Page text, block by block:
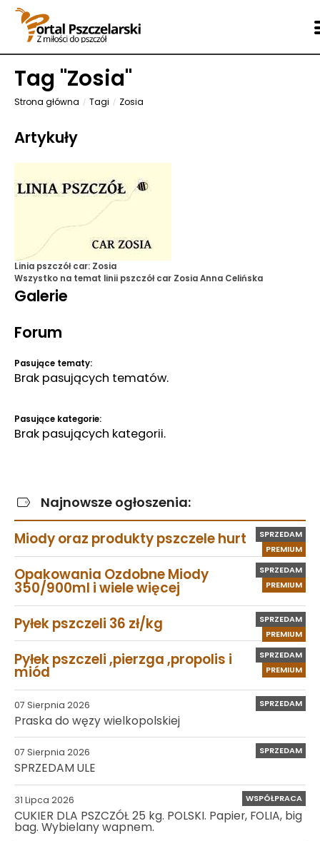
Tag "Zosia"
Strona główna Tagi Zosia
Artykuły
Linia pszczół car: Zosia
Wszystko na temat linii pszczół car ZosiaAnna Celińska
Galerie
Forum
Pasujące tematy:
Brak pasujących tematów.
Pasujące kategorie:
Brak pasujących kategorii.
Najnowsze ogłoszenia:
PREMIUM
SPRZEDAM
Miody oraz produkty pszczele hurt
PREMIUM
SPRZEDAM
Opakowania Ozdobne Miody
350/900ml i wiele więcej
PREMIUM
SPRZEDAM
Pyłek pszczeli 36 zł/kg
PREMIUM
SPRZEDAM
Pyłek pszczeli ,pierzga ,propolis i
miód
07 Sierpnia 2026 SPRZEDAM
Praska do węzy wielkopolskiej
07 Sierpnia 2026 SPRZEDAM
SPRZEDAM ULE
31 Lipca 2026 WSPÓŁPRACA
CUKIER DLA PSZCZÓŁ 25 kg. POLSKI. Papier, FOLIA, big
bag. Wybielany wapnem.